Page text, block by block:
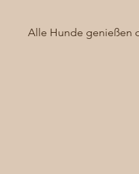
Alle Hunde genießen